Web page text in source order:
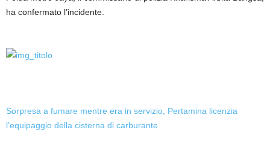
ha confermato l’incidente.
Sorpresa a fumare mentre era in servizio, Pertamina licenzia
l’equipaggio della cisterna di carburante